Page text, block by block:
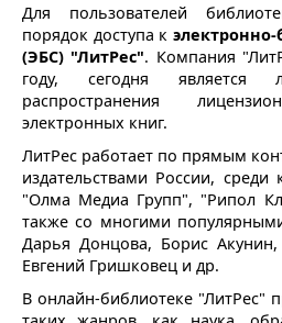
Для пользователей
порядок доступа к
(ЭБС) "ЛитРес". Компания
году, сегодня
распространения
электронных книг.
ЛитРес работает по прямым
издательствами России,
"Олма Медиа Групп", "Рипол
также со многими
Дарья Донцова, Борис
Евгений Гришковец и др.
В онлайн-библиотеке "ЛитРес"